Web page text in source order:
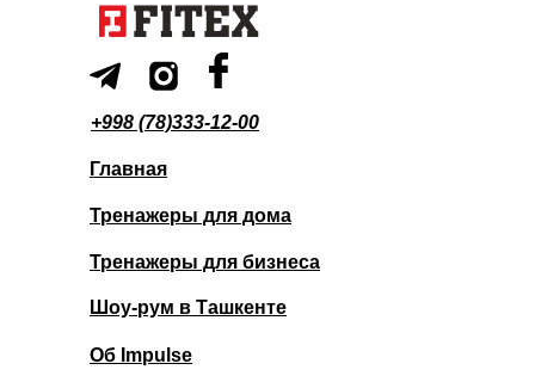
+998 (78)333-12-00
Главная
Тренажеры для дома
Тренажеры для бизнеса
Шоу-рум в Ташкенте
Об Impulse